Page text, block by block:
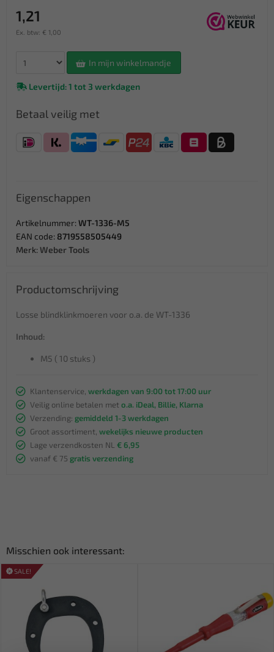
1,21
Ex. btw: € 1,00
In mijn winkelmandje
Levertijd: 1 tot 3 werkdagen
Betaal veilig met
Eigenschappen
Artikelnummer: WT-1336-M5
EAN code: 8719558505449
Merk: Weber Tools
Productomschrijving
Losse blindklinkmoeren voor o.a. de WT-1336
Inhoud:
M5 ( 10 stuks )
Klantenservice, werkdagen van 9:00 tot 17:00 uur
Veilig online betalen met o.a. iDeal, Billie, Klarna
Verzending: gemiddeld 1-3 werkdagen
Groot assortiment, wekelijks nieuwe producten
Lage verzendkosten NL € 6,95
vanaf € 75 gratis verzending
Misschien ook interessant:
SALE!